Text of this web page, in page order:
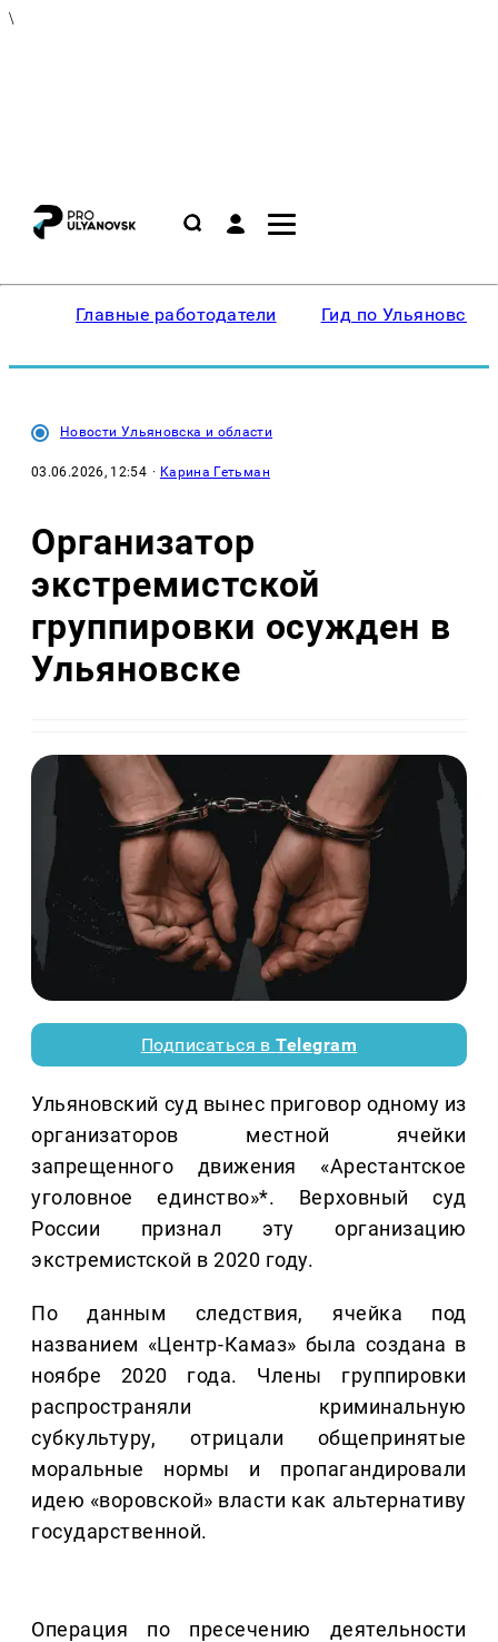
\
Главные работодатели Гид по Ульяновску
Новости Ульяновска и области
03.06.2026, 12:54 · Карина Гетьман
Организатор
экстремистской
группировки осужден в
Ульяновске
Подписаться вTelegram
Ульяновский суд вынес приговор одному из
организаторов местной ячейки
запрещенного движения «Арестантское
уголовное единство»*. Верховный суд
России признал эту организацию
экстремистской в 2020 году.
По данным следствия, ячейка под
названием «Центр-Камаз» была создана в
ноябре 2020 года. Члены группировки
распространяли криминальную
субкультуру, отрицали общепринятые
моральные нормы и пропагандировали
идею «воровской» власти как альтернативу
государственной.
Операция по пресечению деятельности